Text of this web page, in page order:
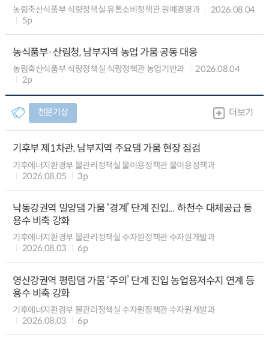
농림축산식품부 식량정책실 유통소비정책관 원예경영과
2026.08.04
5p
농식품부·산림청, 남부지역 농업 가뭄 공동 대응
농림축산식품부 식량정책실 식량정책관 농업기반과
2026.08.04
2p
천문기상 더보기
기후부 제1차관, 남부지역 주요댐 가뭄 현장 점검
기후에너지환경부 물관리정책실 물이용정책관 물이용정책과
2026.08.05
3p
낙동강권역 밀양댐 가뭄 ‘경계’ 단계 진입... 하천수 대체공급 등
용수 비축 강화
기후에너지환경부 물관리정책실 수자원정책관 수자원개발과
2026.08.03
6p
영산강권역 평림댐 가뭄 ‘주의’ 단계 진입 농업용저수지 연계 등
용수 비축 강화
기후에너지환경부 물관리정책실 수자원정책관 수자원개발과
2026.08.03
6p